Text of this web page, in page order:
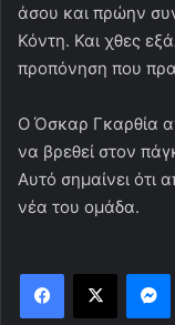
άσου και πρώην
Κόντη. Και χθες
προπόνηση που
Ο Όσκαρ Γκαρθία
να βρεθεί στον
Αυτό σημαίνει ότι
νέα του ομάδα.